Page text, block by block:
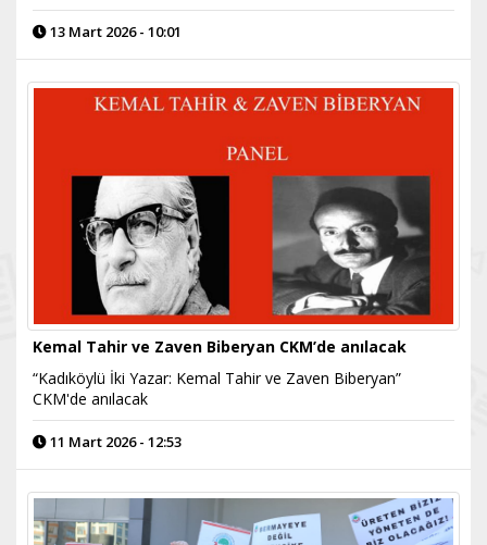
13 Mart 2026 - 10:01
Kemal Tahir ve Zaven Biberyan CKM’de anılacak
“Kadıköylü İki Yazar: Kemal Tahir ve Zaven Biberyan”
CKM'de anılacak
11 Mart 2026 - 12:53